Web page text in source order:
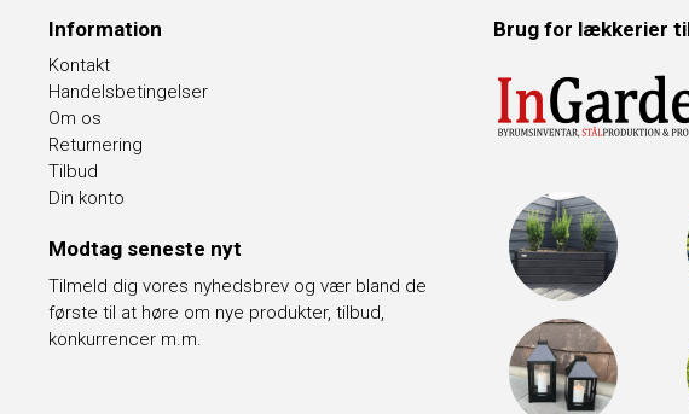
Information
Kontakt
Handelsbetingelser
Om os
Returnering
Tilbud
Din konto
Modtag seneste nyt
Tilmeld dig vores nyhedsbrev og vær bland de
første til at høre om nye produkter, tilbud,
konkurrencer m.m.
Brug for lækkerier